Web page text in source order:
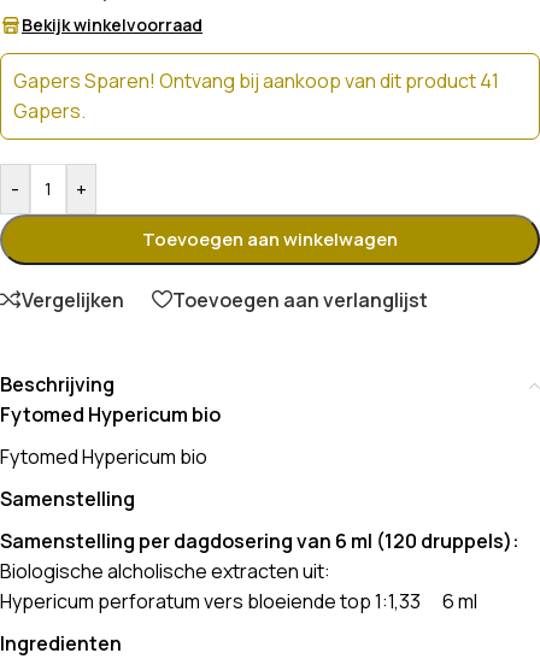
Bekijk winkelvoorraad
Gapers Sparen! Ontvang bij aankoop van dit product 41
Gapers.
- +
Toevoegen aan winkelwagen
Vergelijken Toevoegen aan verlanglijst
Beschrijving
Fytomed Hypericum bio
Fytomed Hypericum bio
Samenstelling
Samenstelling per dagdosering van 6 ml (120 druppels):
Biologische alcholische extracten uit:
Hypericum perforatum vers bloeiende top 1:1,33 6 ml
Ingredienten